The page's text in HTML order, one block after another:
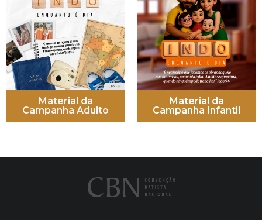
Material da
Campanha Adulto
Material da
Campanha Infantil